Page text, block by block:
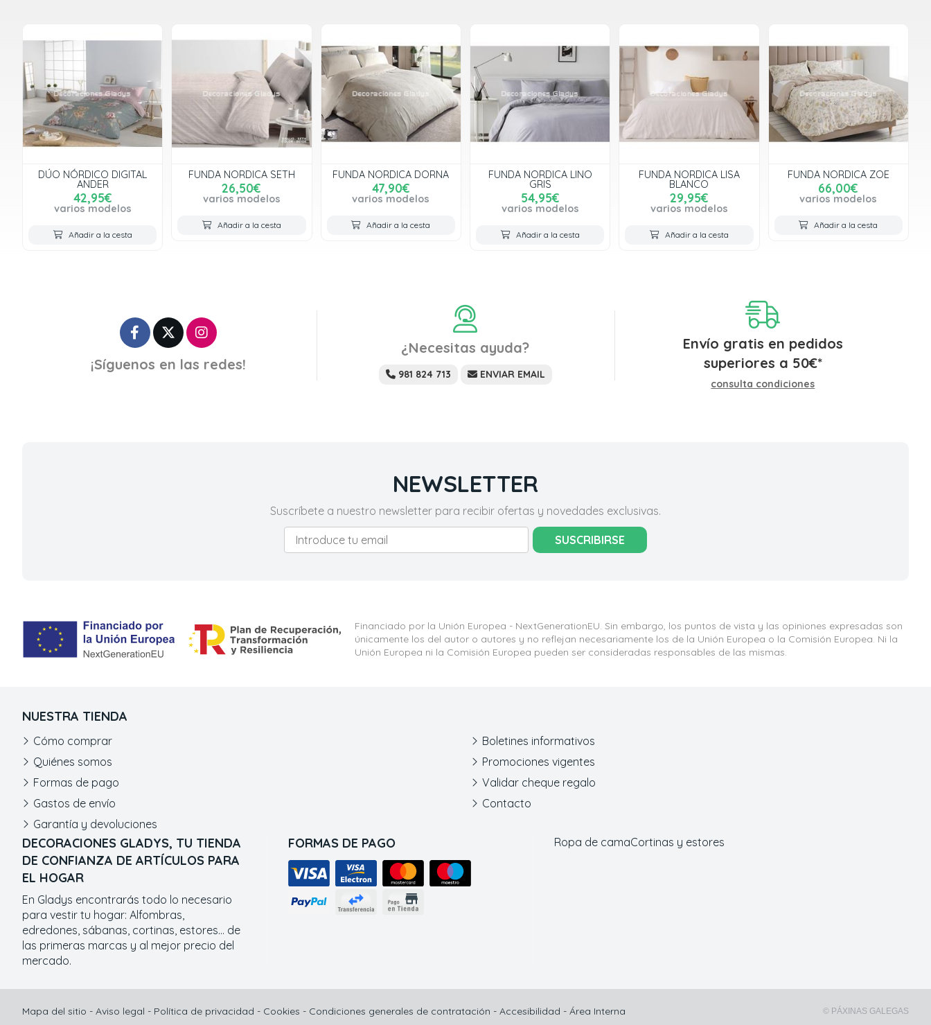
DÚO NÓRDICO DIGITAL
ANDER
42,95€
varios modelos
Añadir a la cesta
FUNDA NORDICA SETH
26,50€
varios modelos
Añadir a la cesta
FUNDA NORDICA DORNA
47,90€
varios modelos
Añadir a la cesta
FUNDA NORDICA LINO
GRIS
54,95€
varios modelos
Añadir a la cesta
FUNDA NORDICA LISA
BLANCO
29,95€
varios modelos
Añadir a la cesta
FUNDA NORDICA ZOE
66,00€
varios modelos
Añadir a la cesta
¡Síguenos en las redes!
¿Necesitas ayuda?
981 824 713 ENVIAR EMAIL
Envío gratis en pedidos
superiores a 50€*
consulta condiciones
NEWSLETTER
Suscríbete a nuestro newsletter para recibir ofertas y novedades exclusivas.
SUSCRIBIRSE
Financiado por la Unión Europea - NextGenerationEU. Sin embargo, los puntos de vista y las opiniones expresadas son
únicamente los del autor o autores y no reflejan necesariamente los de la Unión Europea o la Comisión Europea. Ni la
Unión Europea ni la Comisión Europea pueden ser consideradas responsables de las mismas.
DECORACIONES GLADYS, TU TIENDA
DE CONFIANZA DE ARTÍCULOS PARA
EL HOGAR
En Gladys encontrarás todo lo necesario
para vestir tu hogar: Alfombras,
edredones, sábanas, cortinas, estores... de
las primeras marcas y al mejor precio del
mercado.
FORMAS DE PAGO
NUESTRA TIENDA
Cómo comprar
Quiénes somos
Formas de pago
Gastos de envío
Garantía y devoluciones
Boletines informativos
Promociones vigentes
Validar cheque regalo
Contacto
Ropa de camaCortinas y estores
Mapa del sitio - Aviso legal - Política de privacidad - Cookies - Condiciones generales de contratación - Accesibilidad - Área Interna © PÁXINAS GALEGAS